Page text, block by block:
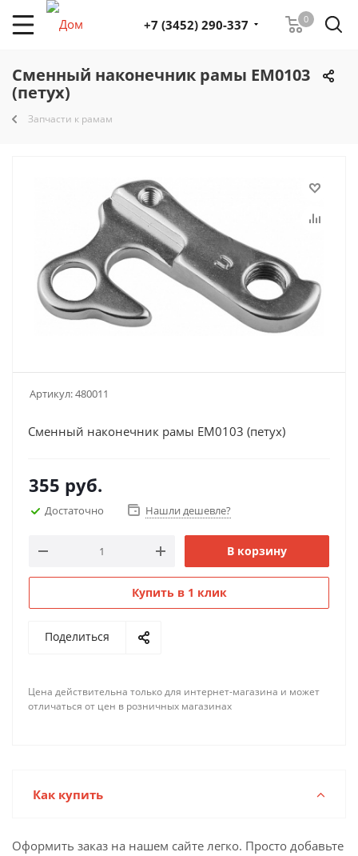
0
+7 (3452) 290-337
Сменный наконечник рамы ЕМ0103
(петух)
Запчасти к рамам
Артикул:480011
Сменный наконечник рамы ЕМ0103 (петух)
355 руб.
Достаточно Нашли дешевле?
В корзину
Купить в 1 клик
Поделиться
Цена действительна только для интернет-магазина и может
отличаться от цен в розничных магазинах
Как купить
Оформить заказ на нашем сайте легко. Просто добавьте